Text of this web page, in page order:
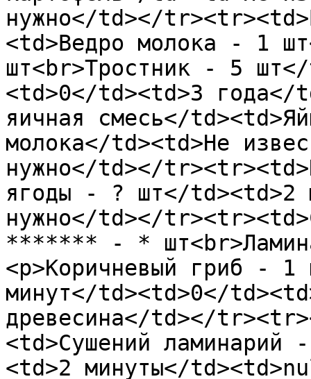
нужно</td></
<td>Ведро молока - 1
шт<br>Тростник - 5
<td>0</td><td>3 года</
яичная смесь</
молока</td><td>Не
нужно</td></
ягоды - ? шт</td><td>2
нужно</td></
******* - *
<p>Коричневый гриб -
минут</td><td>0</
древесина</td></
<td>Сушений
<td>2 минуты</